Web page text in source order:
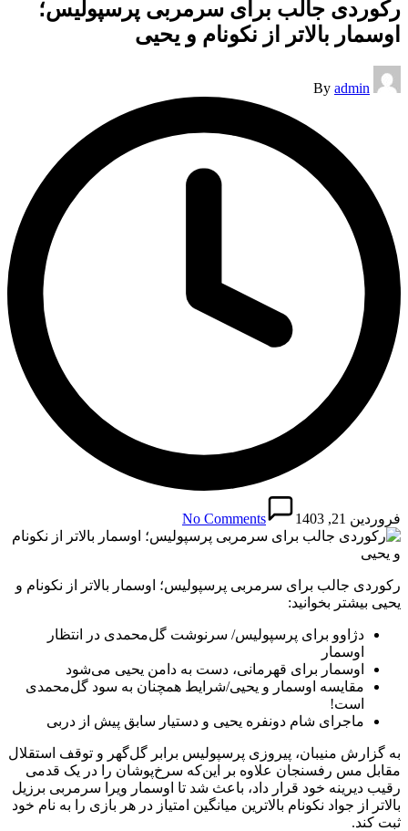
رکوردی جالب برای سرمربی پرسپولیس؛
اوسمار بالاتر از نکونام و یحیی
Posted
by
By admin
فروردین 21, 1403 No Comments
رکوردی جالب برای سرمربی پرسپولیس؛ اوسمار بالاتر از نکونام و
یحیی بیشتر بخوانید:
دژاوو برای پرسپولیس/ سرنوشت گل‌محمدی در انتظار
اوسمار
اوسمار برای قهرمانی، دست به دامن یحیی می‌شود
مقایسه اوسمار و یحیی/شرایط همچنان به سود گل‌محمدی
است!
ماجرای شام دونفره یحیی و دستیار سابق پیش از دربی
به گزارش منیبان، پیروزی پرسپولیس برابر گل‌گهر و توقف استقلال
مقابل مس رفسنجان علاوه بر این‌که سرخ‌پوشان را در یک قدمی
رقیب دیرینه خود قرار داد، باعث شد تا اوسمار ویرا سرمربی برزیل
بالاتر از جواد نکونام بالاترین میانگین امتیاز در هر بازی را به نام خود
ثبت کند.